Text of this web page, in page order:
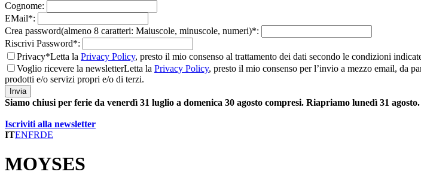
Cognome:
EMail*:
Crea password(almeno 8 caratteri: Maiuscole, minuscole, numeri)*:
Riscrivi Password*:
Privacy*Letta la Privacy Policy, presto il mio consenso al trattamento dei dati secondo le condizioni
Voglio ricevere la newsletterLetta la Privacy Policy, presto il mio consenso per l’invio a mezzo email, da
prodotti e/o servizi propri e/o di terzi.
Invia
Siamo chiusi per ferie da venerdì 31 luglio a domenica 30 agosto compresi. Riapriamo lunedì 31 agosto.
Iscriviti alla newsletter
ITENFRDE
MOYSES